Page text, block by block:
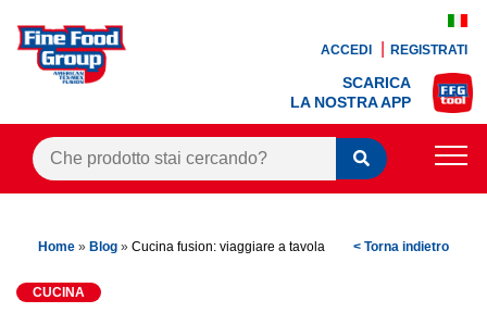
ACCEDI REGISTRATI
SCARICA
LA NOSTRA APP
BLOG
RICETTE
Home » Blog » Cucina fusion: viaggiare a tavola < Torna indietro
CUCINA